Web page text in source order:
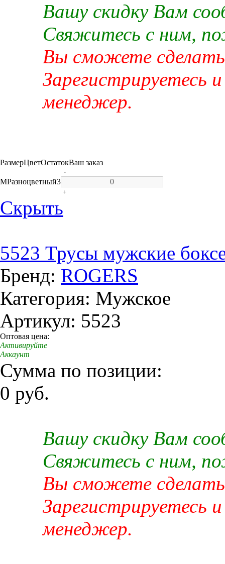
Вашу скидку Вам
Свяжитесь с ним,
Вы сможете сделать
Зарегистрируетесь
менеджер.
РазмерЦветОстатокВаш заказ
MРазноцветный3
-
+
Скрыть
5523 Трусы мужские
Бренд: ROGERS
Категория: Мужское
Артикул: 5523
Оптовая цена:
Активируйте
Аккаунт
Сумма по позиции:
0 руб.
Вашу скидку Вам
Свяжитесь с ним,
Вы сможете сделать
Зарегистрируетесь
менеджер.